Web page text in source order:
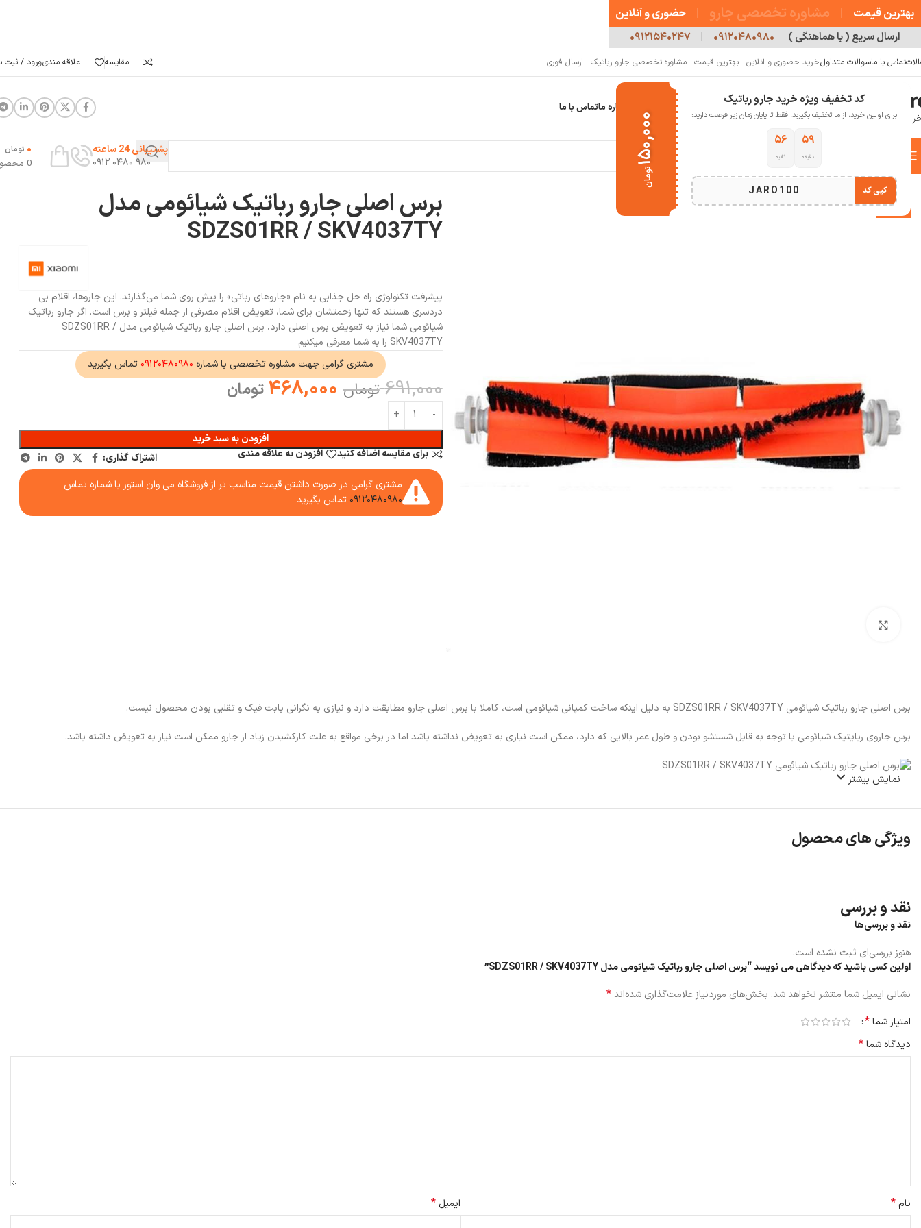
کد تخفیف ویژه خرید جارو رباتیک
برای اولین خرید، از ما تخفیف بگیرید. فقط تا پایان زمان زیر فرصت دارید:
۵۹
دقیقه
۵۵
ثانیه
JARO100 کپی کد
۱۵۰,۰۰۰
تومان
تماس با ماسوالات متداولخرید حضوری و انلاین - بهترین قیمت - مشاوره تخصصی جارو رباتیک - ارسال فوری مقایسه علاقه مندیورود / ثبت
خانه جارو رباتیک درباره ماتماس با ما
انتخاب دسته بندی
پشتیبانی 24 ساعته
۹۸۰ ۰۴۸۰ ۰۹۱۲
0
0 تومان
خانه جارو رباتیک برس اصلی جارو رباتیک شیائومی مدل SDZS01RR / SKV4037TY
-32% برس اصلی جارو رباتیک شیائومی مدل
SDZS01RR / SKV4037TY
پیشرفت تکنولوژی راه حل جذابی به نام «جاروهای رباتی» را پیش روی شما می‌گذارند. این جاروها، اقلام بی
دردسری هستند که تنها زحمتشان برای شما، تعویض اقلام مصرفی از جمله فیلتر و برس است. اگر جارو رباتیک
شیائومی شما نیاز به تعویض برس اصلی دارد، برس اصلی جارو رباتیک شیائومی مدل SDZS01RR /
SKV4037TY را به شما معرفی میکنیم
مشتری گرامی جهت مشاوره تخصصی با شماره ۰۹۱۲۰۴۸۰۹۸۰ تماس بگیرید
691,000 تومان 468,000 تومان
افزودن به سبد خرید
برای مقایسه اضافه کنید
افزودن به علاقه مندی
اشتراک گذاری:
مشتری گرامی در صورت داشتن قیمت مناسب تر از فروشگاه می وان استور با شماره تماس
۰۹۱۲۰۴۸۰۹۸۰ تماس بگیرید
برس اصلی جارو رباتیک شیائومی SDZS01RR / SKV4037TY به دلیل اینکه ساخت کمپانی شیائومی است، کاملا با برس اصلی جارو مطابقت دارد و نیازی به نگرانی بابت فیک و تقلبی بودن محصول نیست.
برس جاروی ربایتیک شیائومی با توجه به قابل شستشو بودن و طول عمر بالایی که دارد، ممکن است نیازی به تعویض نداشته باشد اما در برخی مواقع به علت کارکشیدن زیاد از جارو ممکن است نیاز به تعویض داشته باشد.
نمایش بیشتر
ویژگی های محصول
نقد و بررسی
نقد و بررسی‌ها
هنوز بررسی‌ای ثبت نشده است.
اولین کسی باشید که دیدگاهی می نویسد “برس اصلی جارو رباتیک شیائومی مدل SDZS01RR / SKV4037TY”
نشانی ایمیل شما منتشر نخواهد شد. بخش‌های موردنیاز علامت‌گذاری شده‌اند*
امتیاز شما*
دیدگاه شما*
نام* ایمیل *
بهترین قیمت | مشاوره تخصصی جارو | حضوری و آنلاین
ارسال سریع ( با هماهنگی ) ۰۹۱۲۰۴۸۰۹۸۰ | ۰۹۱۲۱۵۴۰۲۴۷